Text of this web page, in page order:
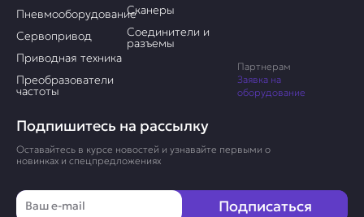
Подпишитесь на рассылку
Оставайтесь в курсе новостей и узнавайте первыми о
новинках и спецпредложениях
Email
Подписаться
Пневмооборудование
Сервопривод
Приводная техника
Преобразователи
частоты
Сканеры
Соединители и
разъемы
Партнерам
Заявка на
оборудование